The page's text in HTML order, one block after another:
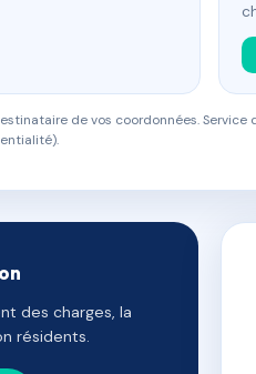
de vos coordonnées.
des charges, la
résidents.